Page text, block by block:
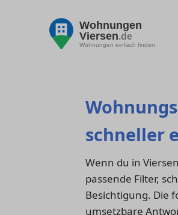
Wohnungen
Viersen.de
Wohnungen einfach finden
schneller
Wenn du in
passende Filter,
Besichtigung. Die
umsetzbare